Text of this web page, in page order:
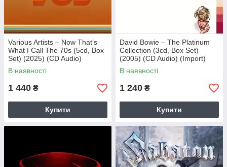
Various Artists – Now That’s
What I Call The 70s (5cd, Box
Set) (2025) (CD Audio)
(Import)
В наявності
1 440 ₴
Купити
David Bowie – The Platinum
Collection (3cd, Box Set)
(2005) (CD Audio) (Import)
В наявності
1 240 ₴
Купити